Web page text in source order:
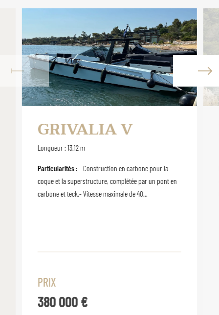
GRIVALIA V
Longueur : 13.12 m
Particularités : - Construction en carbone pour la
coque et la superstructure, complétée par un pont en
carbone et teck.- Vitesse maximale de 40...
PRIX
380 000 €